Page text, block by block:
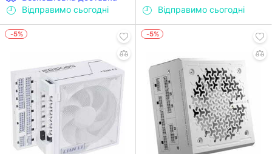
Відправимо сьогодні
Відправимо сьогодні
-5% -5%